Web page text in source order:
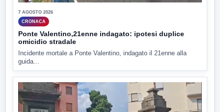
7 AGOSTO 2026
CRONACA
Ponte Valentino,21enne indagato: ipotesi duplice
omicidio stradale
Incidente mortale a Ponte Valentino, indagato il 21enne alla
guida...